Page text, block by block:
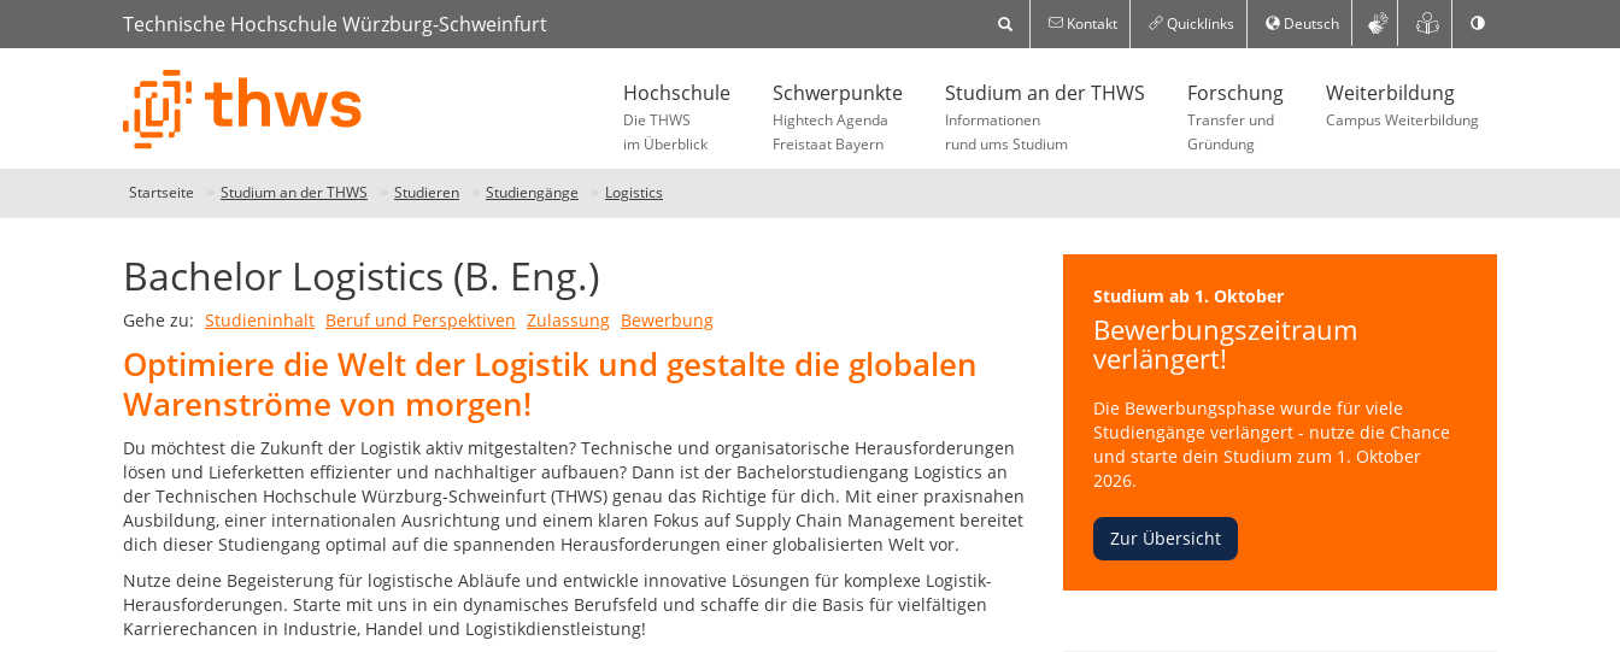
Technische Hochschule Würzburg-Schweinfurt Kontakt Quicklinks Deutsch
Hochschule
Die THWS
im Überblick
Schwerpunkte
Hightech Agenda
Freistaat Bayern
Studium an der THWS
Informationen
rund ums Studium
Forschung
Transfer und
Gründung
Weiterbildung
Campus Weiterbildung
Startseite Studium an der THWS Studieren Studiengänge Logistics
Studiengangdatenbank
THWS
-
unser
Studiengangfinder
Unser
Studiengangfinder
hilft
dir
bei
deiner
Studium ab 1. Oktober
Bewerbungszeitraum
verlängert!
Die Bewerbungsphase wurde für viele
Studiengänge verlängert - nutze die Chance
und starte dein Studium zum 1. Oktober
2026.
Zur Übersicht
Bachelor Logistics (B. Eng.)
Gehe zu: Studieninhalt Beruf und Perspektiven Zulassung Bewerbung
Optimiere die Welt der Logistik und gestalte die globalen
Warenströme von morgen!
Du möchtest die Zukunft der Logistik aktiv mitgestalten? Technische und organisatorische Herausforderungen
lösen und Lieferketten effizienter und nachhaltiger aufbauen? Dann ist der Bachelorstudiengang Logistics an
der Technischen Hochschule Würzburg-Schweinfurt (THWS) genau das Richtige für dich. Mit einer praxisnahen
Ausbildung, einer internationalen Ausrichtung und einem klaren Fokus auf Supply Chain Management bereitet
dich dieser Studiengang optimal auf die spannenden Herausforderungen einer globalisierten Welt vor.
Nutze deine Begeisterung für logistische Abläufe und entwickle innovative Lösungen für komplexe Logistik-
Herausforderungen. Starte mit uns in ein dynamisches Berufsfeld und schaffe dir die Basis für vielfältigen
Karrierechancen in Industrie, Handel und Logistikdienstleistung!